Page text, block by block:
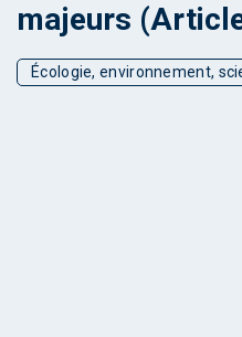
majeurs
Écologie, environnement,